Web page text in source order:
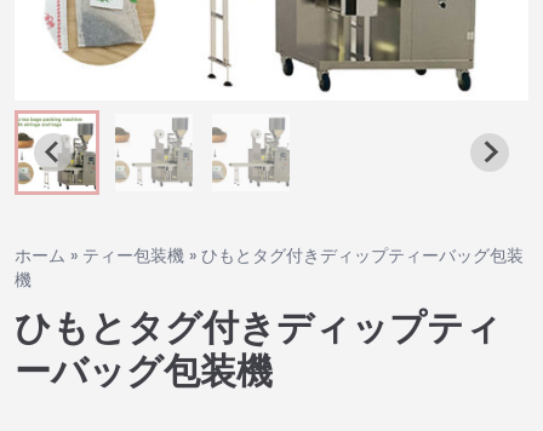
ホーム » ティー包装機 » ひもとタグ付きディップティーバッグ包装
機
ひもとタグ付きディップティ
ーバッグ包装機